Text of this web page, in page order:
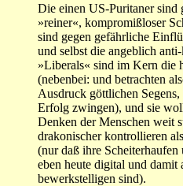
Die einen US-Puritaner sind
»reiner«, kompromißloser
sind gegen gefährliche
und selbst die angeblich
»Liberals« sind im Kern die
(nebenbei: und betrachten
Ausdruck göttlichen
Erfolg zwingen), und sie
Denken der Menschen weit
drakonischer kontrollieren
(nur daß ihre
eben heute digital und damit
bewerkstelligen sind).